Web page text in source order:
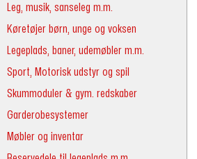
Leg, musik, sanseleg m.m.
Køretøjer børn, unge og voksen
Legeplads, baner, udemøbler m.m.
Sport, Motorisk udstyr og spil
Skummoduler & gym. redskaber
Garderobesystemer
Møbler og inventar